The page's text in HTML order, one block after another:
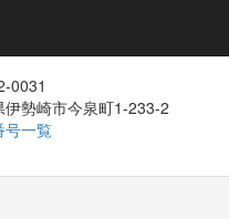
0031
伊勢崎市今泉町1-233-2
号一覧